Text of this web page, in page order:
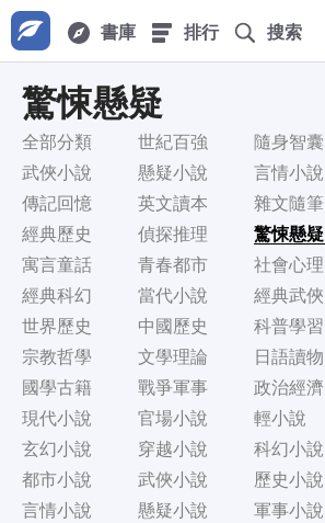
書庫 排行 搜索
驚悚懸疑
全部分類 世紀百強 隨身智囊
武俠小說
懸疑小說 言情小說
傳記回憶
英文讀本 雜文隨筆
經典歷史
偵探推理 驚悚懸疑
寓言童話
青春都市 社會心理
經典科幻
當代小說 經典武俠
世界歷史
中國歷史 科普學習
宗教哲學
文學理論 日語讀物
國學古籍
戰爭軍事 政治經濟
現代小說
官場小說 輕小說
玄幻小說
穿越小說 科幻小說
都市小說
武俠小說 歷史小說
言情小說
懸疑小說 軍事小說